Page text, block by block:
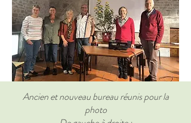
Ancien et nouveau bureau réunis pour la
photo